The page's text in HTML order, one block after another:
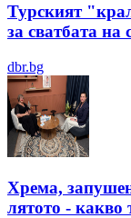
Турският
за сватбата
dbr.bg
Хрема,
лятотo - какво